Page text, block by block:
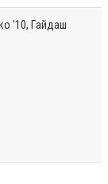
'10, Гайдаш